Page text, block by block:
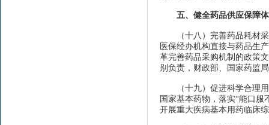
五、健全药品供应保障
（十八）完善药品耗材采
医保经办机构直接与药品生
革完善药品采购机制的政策
别负责，财政部、国家药监
（十九）促进科学合理用
国家基本药物，落实“能口
开展重大疾病基本用药临床